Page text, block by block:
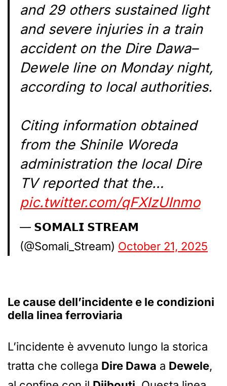
and 29 others sustained light
and severe injuries in a train
accident on the Dire Dawa–
Dewele line on Monday night,
according to local authorities.
Citing information obtained
from the Shinile Woreda
administration the local Dire
TV reported that the…
pic.twitter.com/qFXIzUInmo
— 𝗦𝗢𝗠𝗔𝗟𝗜 𝗦𝗧𝗥𝗘𝗔𝗠
(@Somali_Stream) October 21, 2025
Le cause dell’incidente e le condizioni
della linea ferroviaria
L’incidente è avvenuto lungo la storica
tratta che collega Dire Dawa a Dewele,